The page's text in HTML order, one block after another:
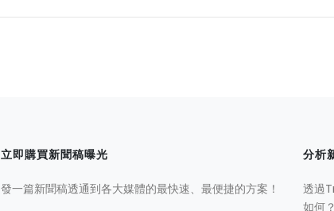
立即購買新聞稿曝光
發一篇新聞稿透通到各大媒體的最快速、最便捷的方案！
分析
透過
如何？